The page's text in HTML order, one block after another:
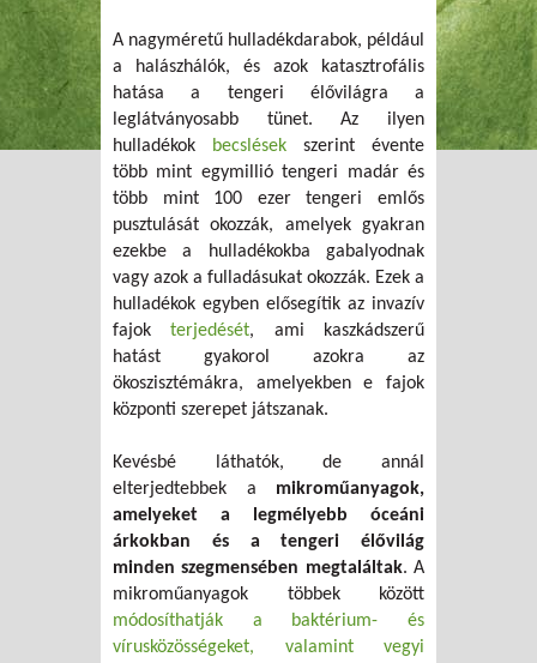
A nagyméretű hulladékdarabok, például
a halászhálók, és azok katasztrofális
hatása a tengeri élővilágra a
leglátványosabb tünet. Az ilyen
hulladékok becslések szerint évente
több mint egymillió tengeri madár és
több mint 100 ezer tengeri emlős
pusztulását okozzák, amelyek gyakran
ezekbe a hulladékokba gabalyodnak
vagy azok a fulladásukat okozzák. Ezek a
hulladékok egyben elősegítik az invazív
fajokterjedését, ami kaszkádszerű
hatást gyakorol azokra az
ökoszisztémákra, amelyekben e fajok
központi szerepet játszanak.
Kevésbé láthatók, de annál
elterjedtebbek a mikroműanyagok,
amelyeket a legmélyebb óceáni
árkokban és a tengeri élővilág
minden szegmensében megtaláltak. A
mikroműanyagok többek között
módosíthatják a baktérium- és
vírusközösségeket, valamint vegyi